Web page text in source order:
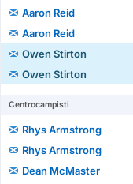
Challenge Cup
Aaron Reid
Aaron Reid
Owen Stirton
Owen Stirton
Centrocampisti
Rhys Armstrong
Rhys Armstrong
Dean McMaster